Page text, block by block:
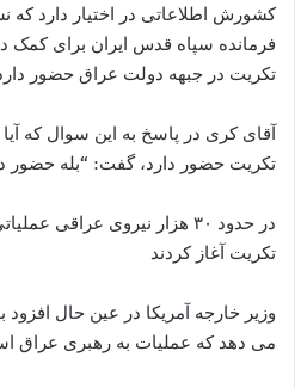
کشورش اطلاعاتی در اختیار دارد
فرمانده سپاه قدس ایران برای کمک
تکریت در جبهه دولت عراق حضور
آقای کری در پاسخ به این سوال که
تکریت حضور دارد، گفت: “بله حضور
در حدود ۳۰ هزار نیروی عراقی
تکریت آغاز کردند
وزیر خارجه آمریکا در عین حال
می دهد که عملیات به رهبری عراق